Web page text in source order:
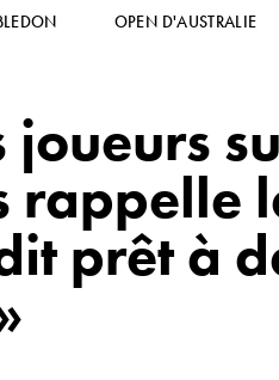
OPEN D'AUSTRALIE
rappelle
prêt à